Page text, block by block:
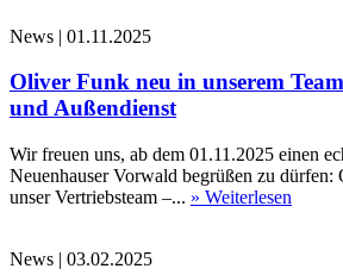
News | 01.11.2025
Oliver Funk neu in unserem
und Außendienst
Wir freuen uns, ab dem 01.11.2025 einen
Neuenhauser Vorwald begrüßen zu
unser Vertriebsteam –... » Weiterlesen
News | 03.02.2025